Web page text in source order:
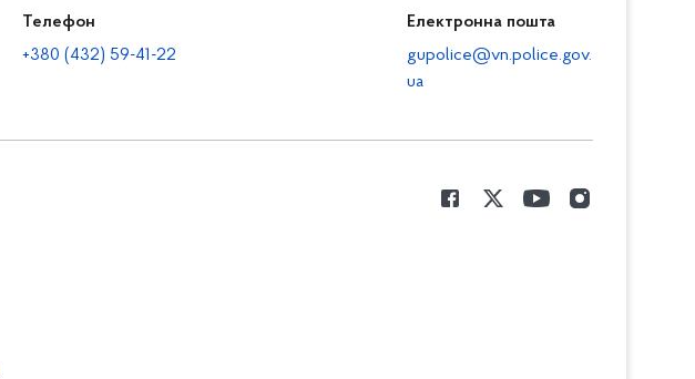
Телефон
+380 (432) 59-41-22
Електронна пошта
gupolice@vn.police.gov.
ua